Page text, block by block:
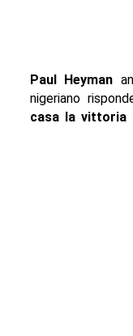
Paul Heyman
nigeriano
casa la vittoria